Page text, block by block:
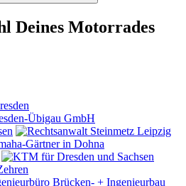
Deines Motorrades